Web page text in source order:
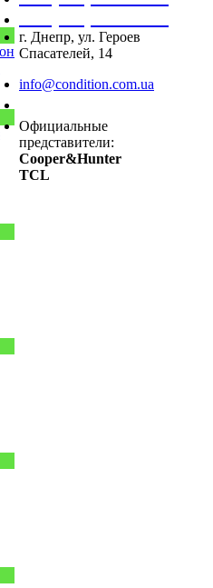
г. Днепр, ул. Героев
Спасателей, 14
info@condition.com.ua
Официальные
представители:
Cooper&Hunter
TCL